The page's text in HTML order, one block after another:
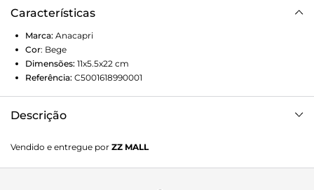
Características
Marca: Anacapri
Cor: Bege
Dimensões: 11x5.5x22 cm
Referência: C5001618990001
Descrição
shape trendy retangular e estruturado, o modelo possui
duas alças: uma transversal regulável e uma alça de mão
Vendido e entregue por ZZ MALL